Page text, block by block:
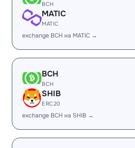
BCH
MATIC
MATIC
exchange BCH на MATIC →
BCH
BCH
SHIB
ERC20
exchange BCH на SHIB →